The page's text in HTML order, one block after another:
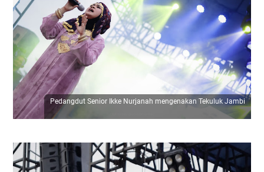
Pedangdut Senior Ikke Nurjanah mengenakan Tekuluk Jambi